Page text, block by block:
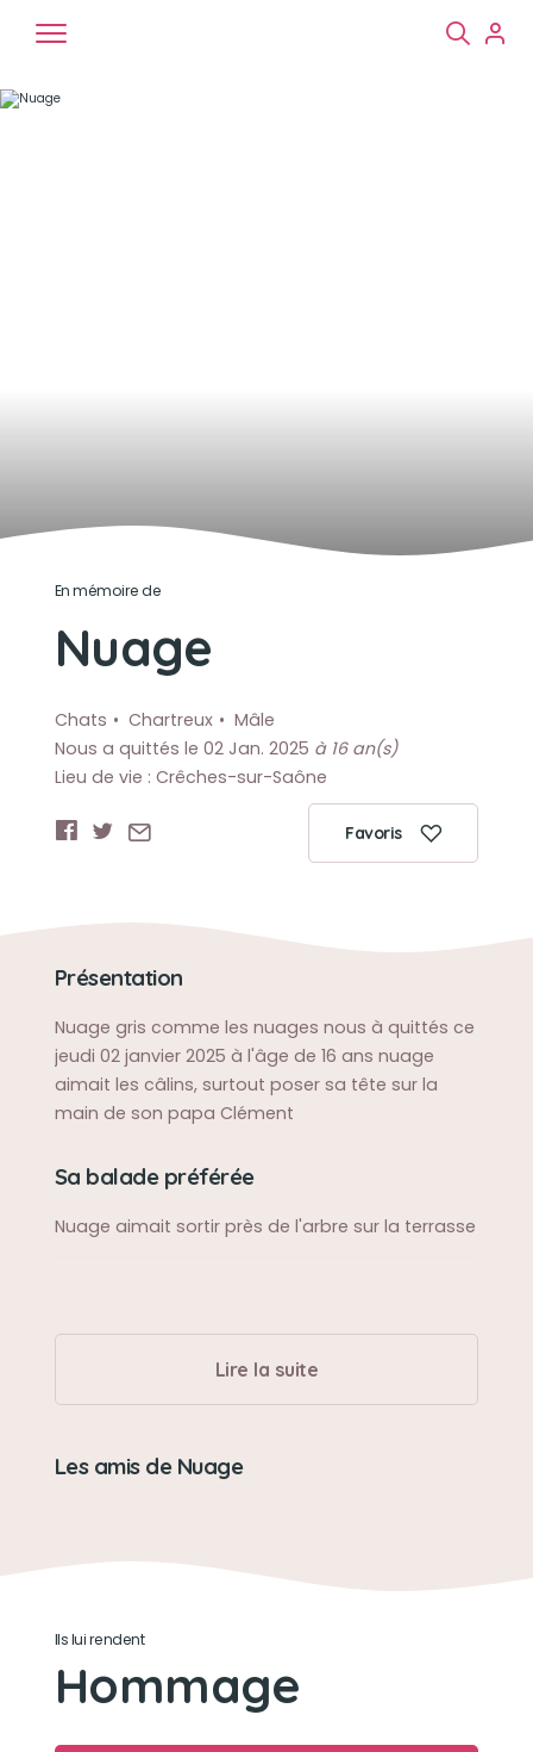
En mémoire de
Nuage
Chats Chartreux
Mâle
Nous a quittés le 02 Jan. 2025 à 16 an(s)
Lieu de vie : Crêches-sur-Saône
Favoris
Présentation
Nuage gris comme les nuages nous à quittés ce
jeudi 02 janvier 2025 à l'âge de 16 ans nuage
aimait les câlins, surtout poser sa tête sur la
main de son papa Clément
Sa balade préférée
Nuage aimait sortir près de l'arbre sur la terrasse
Lire la suite
Les amis de Nuage
Ils lui rendent
Hommage